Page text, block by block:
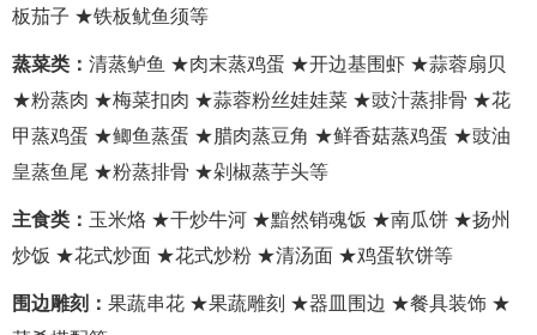
板茄子 ★铁板鱿鱼须等
蒸菜类： 清蒸鲈鱼 ★肉末蒸鸡蛋 ★开边基围虾 ★蒜蓉扇贝
★粉蒸肉 ★梅菜扣肉 ★蒜蓉粉丝娃娃菜 ★豉汁蒸排骨 ★花
甲蒸鸡蛋 ★鲫鱼蒸蛋 ★腊肉蒸豆角 ★鲜香菇蒸鸡蛋 ★豉油
皇蒸鱼尾 ★粉蒸排骨 ★剁椒蒸芋头等
主食类： 玉米烙 ★干炒牛河 ★黯然销魂饭 ★南瓜饼 ★扬州
炒饭 ★花式炒面 ★花式炒粉 ★清汤面 ★鸡蛋软饼等
围边雕刻： 果蔬串花 ★果蔬雕刻 ★器皿围边 ★餐具装饰 ★